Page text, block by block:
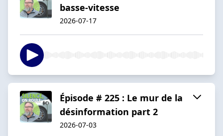
basse-vitesse
2026-07-17
Épisode # 225 : Le mur de la
désinformation part 2
2026-07-03